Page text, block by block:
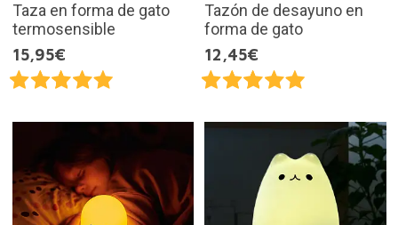
Taza en forma de gato
termosensible
15,95€
Tazón de desayuno en
forma de gato
12,45€